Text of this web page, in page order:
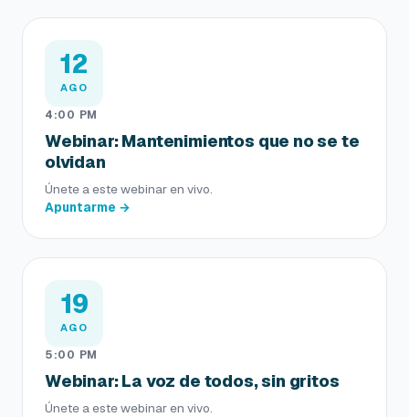
12
AGO
4:00 PM
Webinar: Mantenimientos que no se te
olvidan
Únete a este webinar en vivo.
Apuntarme →
19
AGO
5:00 PM
Webinar: La voz de todos, sin gritos
Únete a este webinar en vivo.